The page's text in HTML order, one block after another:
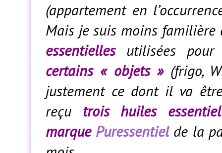
(appartement en
Mais je suis moins
essentiellesutilisées
certains « objets »(frigo,
justement ce dont il va
reçu trois huiles
marque Puressentiel de la